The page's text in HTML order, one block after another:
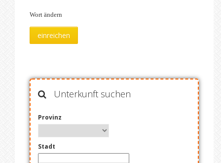
Wort ändern
Unterkunft suchen
Provinz
Stadt